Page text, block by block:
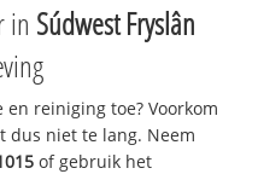
in Súdwest Fryslân
reiniging toe? Voorkom
dus niet te lang. Neem
of gebruik het